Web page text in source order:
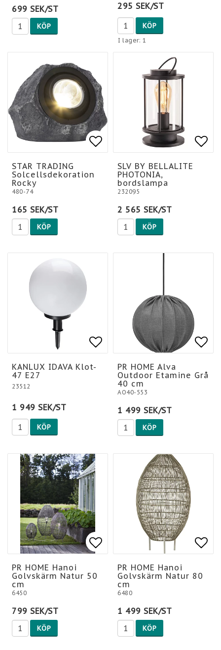
699 SEK/ST
KÖP
295 SEK/ST
I lager: 1
KÖP
Lägg till i
Lägg till i
STAR TRADING
Solcellsdekoration
Rocky
480-74
165 SEK/ST
KÖP
SLV BY BELLALITE
PHOTONIA,
bordslampa
232095
2 565 SEK/ST
KÖP
Lägg till i
Lägg till i
KANLUX IDAVA Klot-
47 E27
23512
1 949 SEK/ST
KÖP
PR HOME Alva
Outdoor Etamine Grå
40 cm
AO40-553
1 499 SEK/ST
KÖP
Lägg till i
Lägg till i
PR HOME Hanoi
Golvskärm Natur 50
cm
6450
799 SEK/ST
KÖP
PR HOME Hanoi
Golvskärm Natur 80
cm
6480
1 499 SEK/ST
KÖP